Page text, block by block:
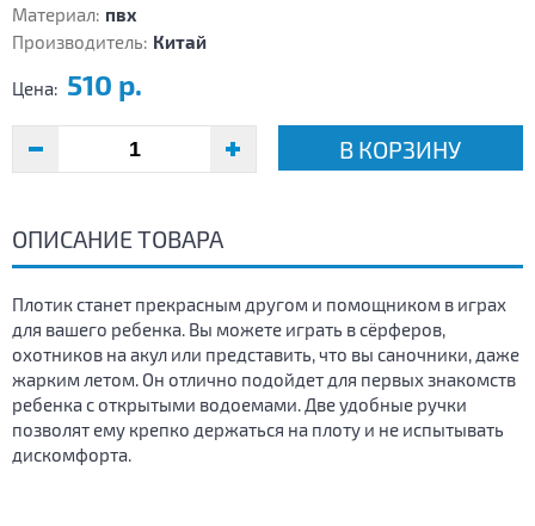
Материал: пвх
Производитель: Китай
Цена: 510 р.
В КОРЗИНУ
ОПИСАНИЕ ТОВАРА
Плотик станет прекрасным другом и помощником в играх
для вашего ребенка. Вы можете играть в сёрферов,
охотников на акул или представить, что вы саночники, даже
жарким летом. Он отлично подойдет для первых знакомств
ребенка с открытыми водоемами. Две удобные ручки
позволят ему крепко держаться на плоту и не испытывать
дискомфорта.